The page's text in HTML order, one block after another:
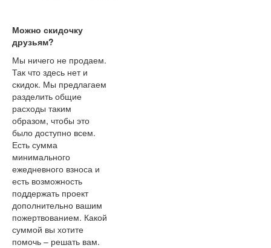
Можно скидочку
друзьям?
Мы ничего не продаем.
Так что здесь нет и
скидок. Мы предлагаем
разделить общие
расходы таким
образом, чтобы это
было доступно всем.
Есть сумма
минимального
ежедневного взноса и
есть возможность
поддержать проект
дополнительно вашим
пожертвованием. Какой
суммой вы хотите
помочь – решать вам.